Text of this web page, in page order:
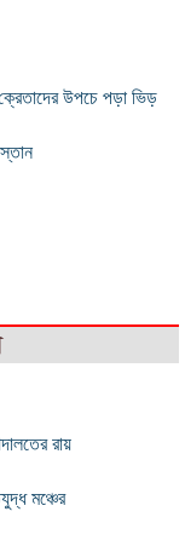
উপচে পড়া ভিড়
রায়
মঞ্চের